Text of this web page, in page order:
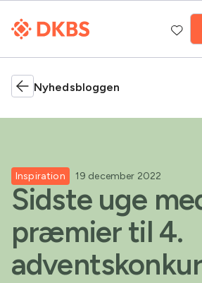
Nyhedsbloggen
Inspiration 19 december 2022
Sidste uge
præmier til 4.